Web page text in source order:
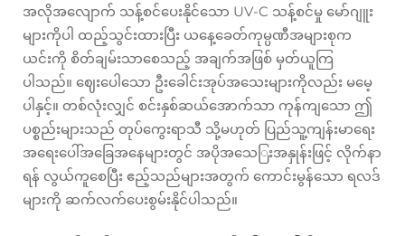
အလိုအလျောက် သန့်စင်ပေးနိုင်သော UV-C သန့်စင်မှု မော်ဂျူး
များကိုပါ ထည့်သွင်းထားပြီး ယနေ့ခေတ်ကုမ္ပဏီအများစုက
ယင်းကို စိတ်ချမ်းသာစေသည့် အချက်အဖြစ် မှတ်ယူကြ
ပါသည်။ ဈေးပေါသော ဦးခေါင်းအုပ်အသေးများကိုလည်း မမေ့
ပါနှင့်။ တစ်လုံးလျှင် စင်းနှစ်ဆယ်အောက်သာ ကုန်ကျသော ဤ
ပစ္စည်းများသည် တုပ်ကွေးရာသီ သို့မဟုတ် ပြည်သူ့ကျန်းမာရေး
အရေးပေါ်အခြေအနေများတွင် အပိုအသေြးအနှုန်းဖြင့် လိုက်နာ
ရန် လွယ်ကူစေပြီး ဧည့်သည်များအတွက် ကောင်းမွန်သော ရလဒ်
များကို ဆက်လက်ပေးစွမ်းနိုင်ပါသည်။